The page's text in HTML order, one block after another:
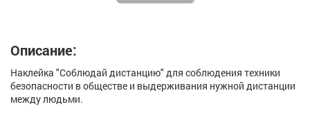
Описание:
Наклейка "Соблюдай дистанцию" для соблюдения техники
безопасности в обществе и выдерживания нужной дистанции
между людьми.